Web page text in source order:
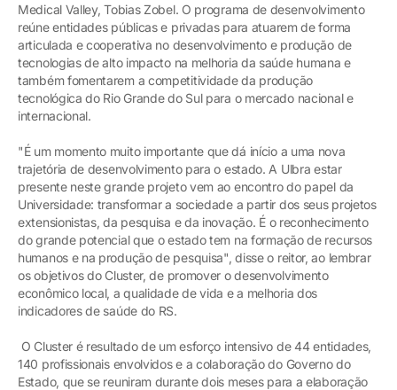
Medical Valley, Tobias Zobel. O programa de desenvolvimento
reúne entidades públicas e privadas para atuarem de forma
articulada e cooperativa no desenvolvimento e produção de
tecnologias de alto impacto na melhoria da saúde humana e
também fomentarem a competitividade da produção
tecnológica do Rio Grande do Sul para o mercado nacional e
internacional.
"É um momento muito importante que dá início a uma nova
trajetória de desenvolvimento para o estado. A Ulbra estar
presente neste grande projeto vem ao encontro do papel da
Universidade: transformar a sociedade a partir dos seus projetos
extensionistas, da pesquisa e da inovação. É o reconhecimento
do grande potencial que o estado tem na formação de recursos
humanos e na produção de pesquisa", disse o reitor, ao lembrar
os objetivos do Cluster, de promover o desenvolvimento
econômico local, a qualidade de vida e a melhoria dos
indicadores de saúde do RS.
O Cluster é resultado de um esforço intensivo de 44 entidades,
140 profissionais envolvidos e a colaboração do Governo do
Estado, que se reuniram durante dois meses para a elaboração